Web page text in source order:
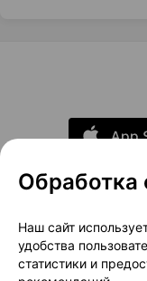
О
Размещение
Обработка
Наш сайт
удобства
статистики и